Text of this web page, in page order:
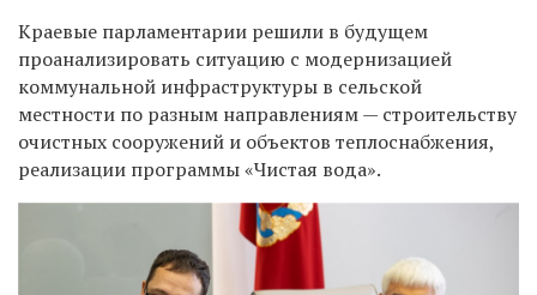
Краевые парламентарии решили в будущем
проанализировать ситуацию с модернизацией
коммунальной инфраструктуры в сельской
местности по разным направлениям — строительству
очистных сооружений и объектов теплоснабжения,
реализации программы «Чистая вода».